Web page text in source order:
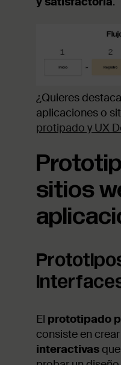
¿Quieres
aplicaciones o
protipado y UX
sitios
El prototipado
consiste en crear
interactivas